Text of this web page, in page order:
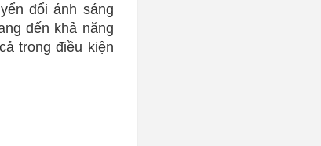
đổi ánh sáng
đến khả năng
trong điều kiện